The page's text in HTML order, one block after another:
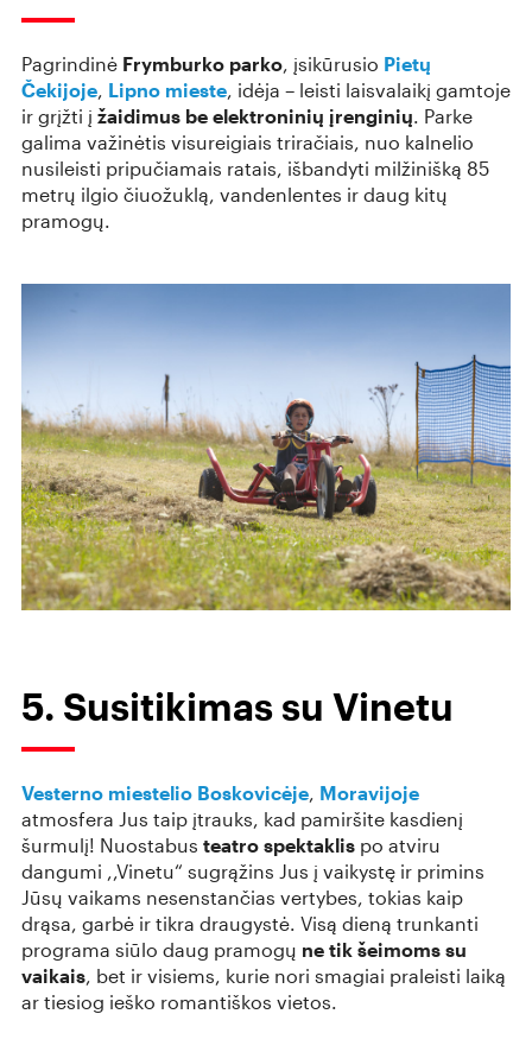
Pagrindinė Frymburko parko, įsikūrusio Pietų
Čekijoje, Lipno mieste, idėja – leisti laisvalaikį gamtoje
ir grįžti į žaidimus be elektroninių įrenginių. Parke
galima važinėtis visureigiais triračiais, nuo kalnelio
nusileisti pripučiamais ratais, išbandyti milžinišką 85
metrų ilgio čiuožuklą, vandenlentes ir daug kitų
pramogų.
5. Susitikimas su Vinetu
Vesterno miestelio Boskovicėje Moravijoje
atmosfera Jus taip įtrauks, kad pamiršite kasdienį
šurmulį! Nuostabus teatro spektaklis po atviru
dangumi ,,Vinetu“ sugrąžins Jus į vaikystę ir primins
Jūsų vaikams nesenstančias vertybes, tokias kaip
drąsa, garbė ir tikra draugystė. Visą dieną trunkanti
programa siūlo daug pramogų ne tik šeimoms su
vaikais , bet ir visiems, kurie nori smagiai praleisti laiką
ar tiesiog ieško romantiškos vietos.